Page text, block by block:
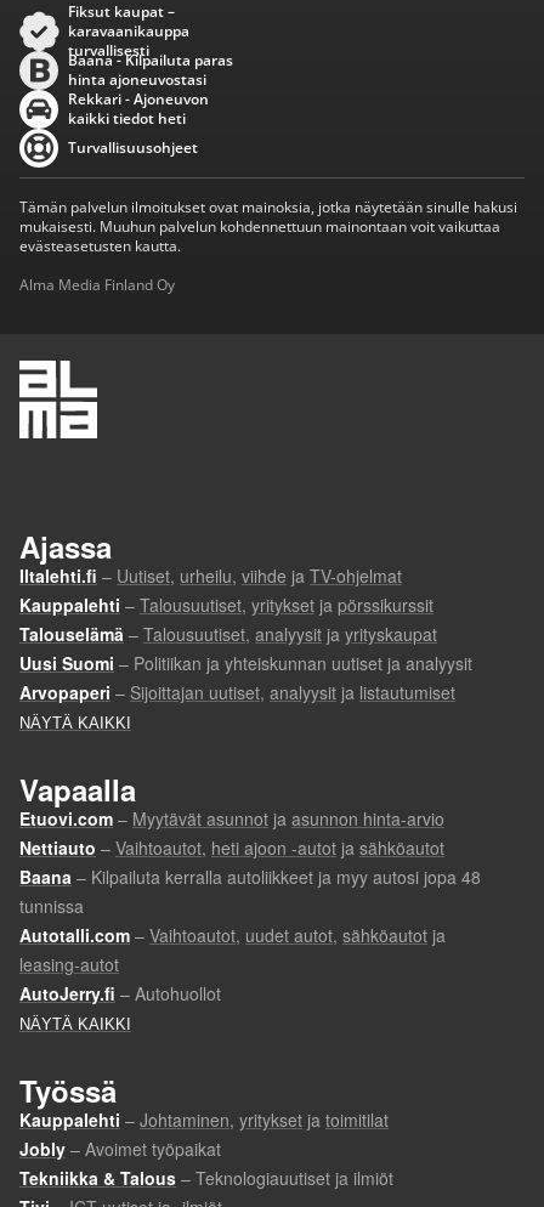
Fiksut kaupat –
karavaanikauppa
turvallisesti
Baana - Kilpailuta paras
hinta ajoneuvostasi
Rekkari - Ajoneuvon
kaikki tiedot heti
Turvallisuusohjeet
Tämän palvelun ilmoitukset ovat mainoksia, jotka näytetään sinulle hakusi
mukaisesti. Muuhun palvelun kohdennettuun mainontaan voit vaikuttaa
evästeasetusten kautta.
Alma Media Finland Oy